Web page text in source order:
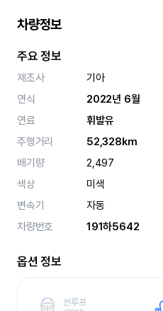
차량정보
주요 정보
제조사
기아
연식
2022년 6월
연료
휘발유
주행거리
52,328km
배기량
2,497
색상
미색
변속기
자동
차량번호
191하5642
옵션 정보
썬루프